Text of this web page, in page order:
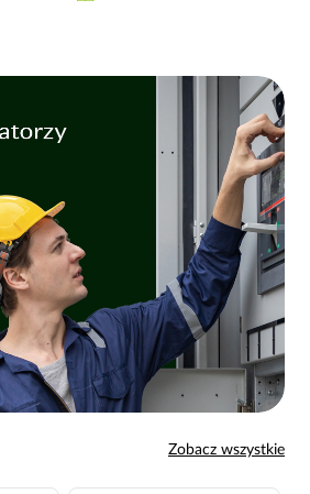
Zobacz wszystkie